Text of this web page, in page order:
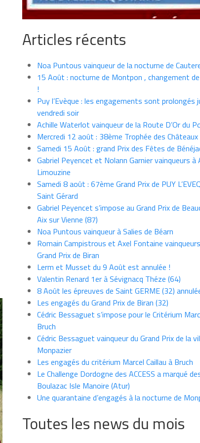
Articles récents
Noa Puntous vainqueur de la nocturne de
15 Août : nocturne de Montpon , changement
!
Puy l’Evèque : les engagements sont prolongés
vendredi soir
Achille Waterlot vainqueur de la Route D’Or du
Mercredi 12 août : 38ème Trophée des Châteaux
Samedi 15 Août : grand Prix des Fêtes de
Gabriel Peyencet et Nolann Garnier vainqueurs à
Limouzine
Samedi 8 août : 67ème Grand Prix de PUY
Saint Gérard
Gabriel Peyencet s’impose au Grand Prix de
Aix sur Vienne (87)
Noa Puntous vainqueur à Salies de Béarn
Romain Campistrous et Axel Fontaine
Grand Prix de Biran
Lerm et Musset du 9 Août est annulée !
Valentin Renard 1er à Sévignacq Théze (64)
8 Août les épreuves de Saint GERME (32)
Les engagés du Grand Prix de Biran (32)
Cédric Bessaguet s’impose pour le Critérium
Bruch
Cédric Bessaguet vainqueur du Grand Prix de la
Monpazier
Les engagés du critérium Marcel Caillau à Bruch
Le Challenge Dordogne des ACCESS a marqué
Boulazac Isle Manoire (Atur)
Une quarantaine d’engagés à la nocturne de
Toutes les news du mois